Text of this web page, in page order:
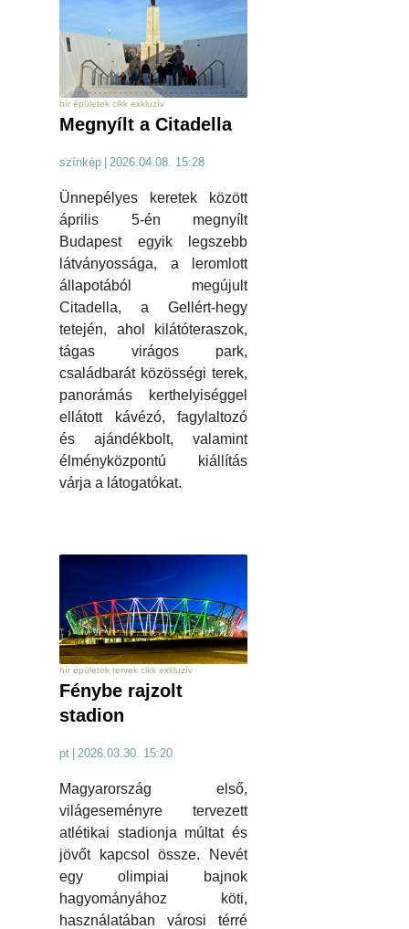
hír épületek cikk exkluzív
Megnyílt a Citadella
színkép 2026.04.08. 15:28
Ünnepélyes keretek között
április 5-én megnyílt
Budapest egyik legszebb
látványossága, a leromlott
állapotából megújult
Citadella, a Gellért-hegy
tetején, ahol kilátóteraszok,
tágas virágos park,
családbarát közösségi terek,
panorámás kerthelyiséggel
ellátott kávézó, fagylaltozó
és ajándékbolt, valamint
élményközpontú kiállítás
várja a látogatókat.
hír épületek tervek cikk exkluzív
Fénybe rajzolt
stadion
pt 2026.03.30. 15:20
Magyarország első,
világeseményre tervezett
atlétikai stadionja múltat és
jövőt kapcsol össze. Nevét
egy olimpiai bajnok
hagyományához köti,
használatában városi térré